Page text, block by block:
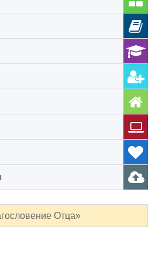
Отца»